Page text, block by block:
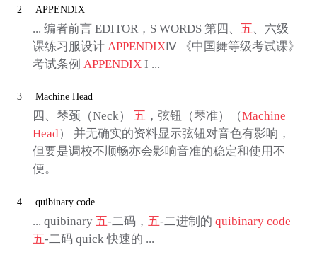
2 APPENDIX
... 编者前言 EDITOR，S WORDS 第四、 五 、六级
课练习服设计 APPENDIXⅣ 《中国舞等级考试课》
考试条例 APPENDIX I ...
3 Machine Head
四、琴颈（Neck） 五 ，弦钮（琴准）（Machine
Head） 并无确实的资料显示弦钮对音色有影响，
但要是调校不顺畅亦会影响音准的稳定和使用不
便。
4 quibinary code
... quibinary 五-二码， 五-二进制的 quibinary code
五-二码 quick 快速的 ...